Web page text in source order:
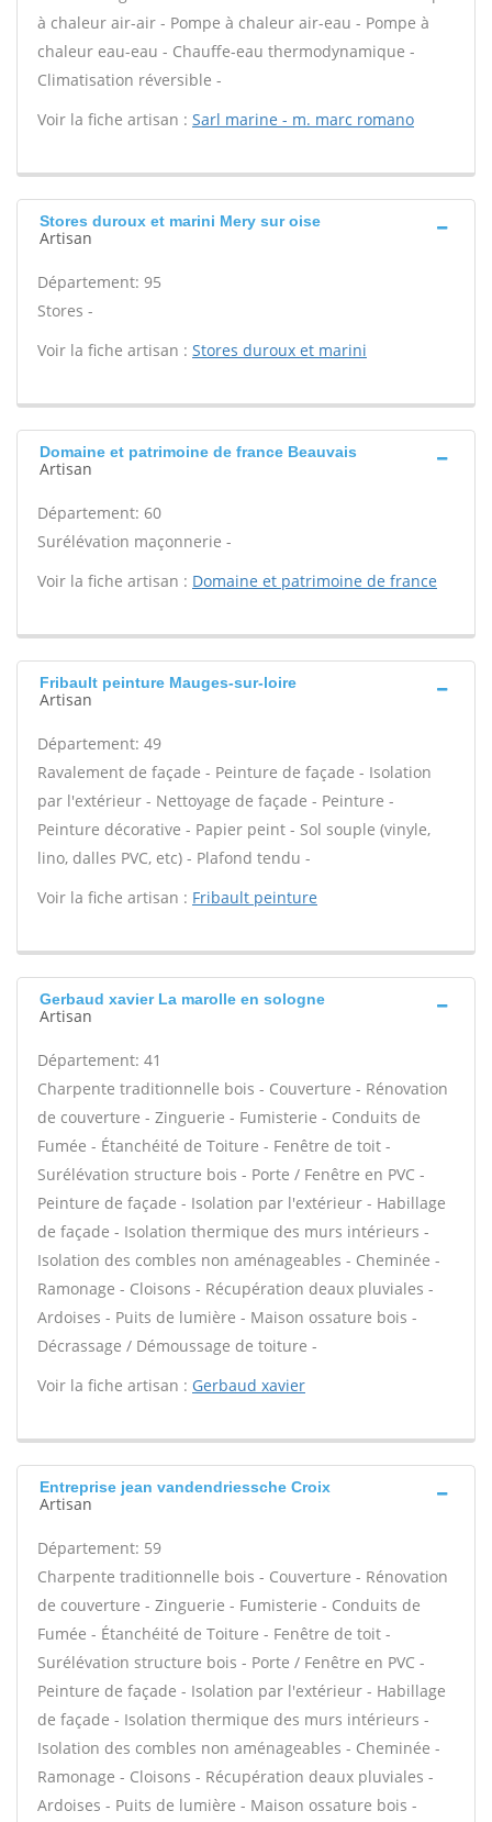
à chaleur air-air - Pompe à chaleur air-eau - Pompe à
chaleur eau-eau - Chauffe-eau thermodynamique -
Climatisation réversible -
Voir la fiche artisan : Sarl marine - m. marc romano
Stores duroux et marini Mery sur oise
Artisan
Département: 95
Stores -
Voir la fiche artisan : Stores duroux et marini
Domaine et patrimoine de france Beauvais
Artisan
Département: 60
Surélévation maçonnerie -
Voir la fiche artisan : Domaine et patrimoine de france
Fribault peinture Mauges-sur-loire
Artisan
Département: 49
Ravalement de façade - Peinture de façade - Isolation
par l'extérieur - Nettoyage de façade - Peinture -
Peinture décorative - Papier peint - Sol souple (vinyle,
lino, dalles PVC, etc) - Plafond tendu -
Voir la fiche artisan : Fribault peinture
Gerbaud xavier La marolle en sologne
Artisan
Département: 41
Charpente traditionnelle bois - Couverture - Rénovation
de couverture - Zinguerie - Fumisterie - Conduits de
Fumée - Étanchéité de Toiture - Fenêtre de toit -
Surélévation structure bois - Porte / Fenêtre en PVC -
Peinture de façade - Isolation par l'extérieur - Habillage
de façade - Isolation thermique des murs intérieurs -
Isolation des combles non aménageables - Cheminée -
Ramonage - Cloisons - Récupération deaux pluviales -
Ardoises - Puits de lumière - Maison ossature bois -
Décrassage / Démoussage de toiture -
Voir la fiche artisan : Gerbaud xavier
Entreprise jean vandendriessche Croix
Artisan
Département: 59
Charpente traditionnelle bois - Couverture - Rénovation
de couverture - Zinguerie - Fumisterie - Conduits de
Fumée - Étanchéité de Toiture - Fenêtre de toit -
Surélévation structure bois - Porte / Fenêtre en PVC -
Peinture de façade - Isolation par l'extérieur - Habillage
de façade - Isolation thermique des murs intérieurs -
Isolation des combles non aménageables - Cheminée -
Ramonage - Cloisons - Récupération deaux pluviales -
Ardoises - Puits de lumière - Maison ossature bois -